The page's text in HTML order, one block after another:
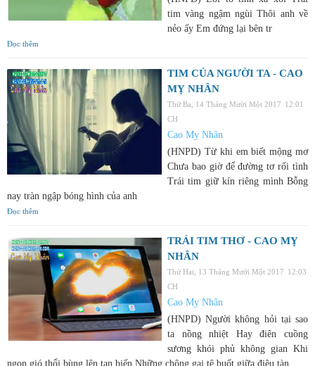
tim vàng ngậm ngùi Thôi anh về
nẻo ấy Em đứng lại bên tr
Đọc thêm
TIM CỦA NGƯỜI TA - CAO
MỴ NHÂN
Thứ Ba, 14 Tháng Mười Một 2017 12:01
CH
Cao Mỵ Nhân
(HNPD) Từ khi em biết mộng mơ
Chưa bao giờ để đường tơ rối tình
Trái tim giữ kín riêng mình Bỗng
nay tràn ngập bóng hình của anh
Đọc thêm
TRÁI TIM THƠ - CAO MỴ
NHÂN
Thứ Hai, 13 Tháng Mười Một 2017 12:03
CH
Cao Mỵ Nhân
(HNPD) Người không hỏi tại sao
ta nồng nhiệt Hay điên cuồng
sương khói phủ không gian Khi
ngọn gió thổi bùng lên tan biến Những chông gai tê buốt giữa điêu tàn